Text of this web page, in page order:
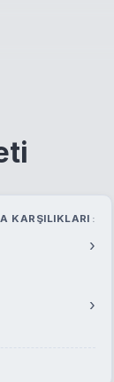
KARŞILIKLARI
›
›